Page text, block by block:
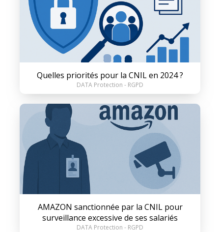
Quelles priorités pour la CNIL en 2024 ?
DATA Protection - RGPD
AMAZON sanctionnée par la CNIL pour
surveillance excessive de ses salariés
DATA Protection - RGPD